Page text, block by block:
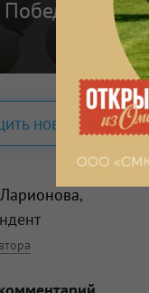
новость
,